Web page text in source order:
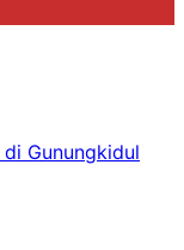
Gunungkidul